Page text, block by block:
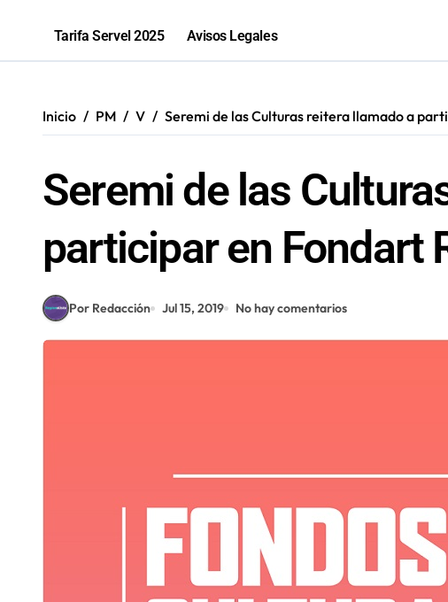
Tarifa Servel 2025 Avisos Legales
Inicio PM V Seremi de las Culturas reitera llamado a
Seremi de las
participar en Fondart
Por Redacción Jul 15, 2019 No hay comentarios